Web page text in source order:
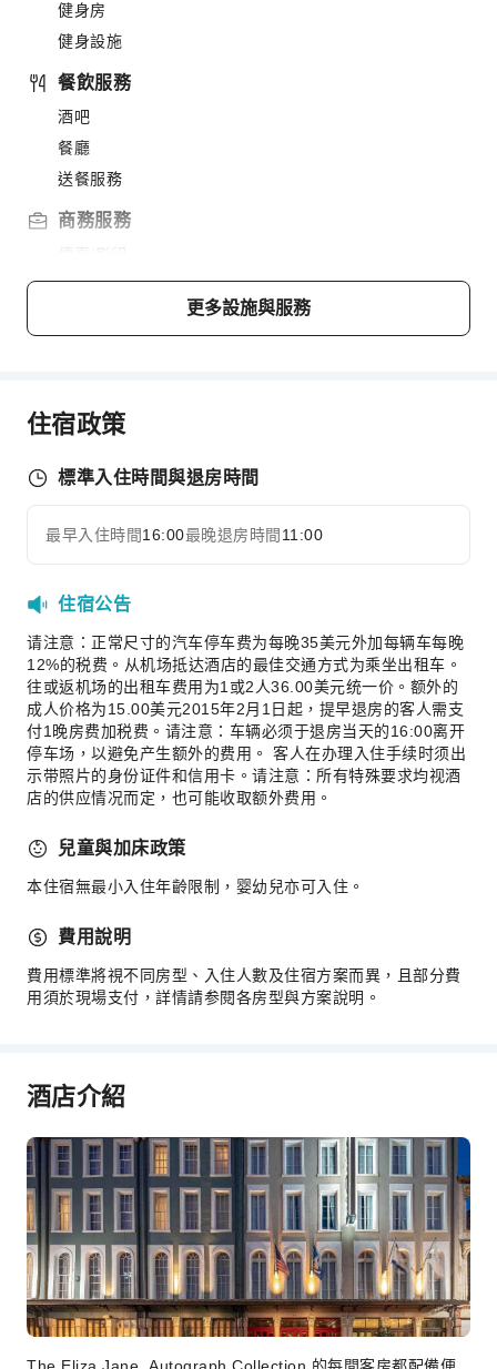
健身房
健身設施
餐飲服務
酒吧
餐廳
送餐服務
商務服務
電梯
代客泊車
公共休息室/電視室
行李寄存
櫃檯貴重物品保險箱
快速入住退房
24 小時櫃檯
安全與保全
公共區域監控
滅火器
無障礙通道
展開全部
更多設施與服務
住宿政策
標準入住時間與退房時間
最早入住時間16:00最晚退房時間 11:00
住宿公告
请注意：正常尺寸的汽车停车费为每晚35美元外加每辆车每晚
12%的税费。从机场抵达酒店的最佳交通方式为乘坐出租车。
往或返机场的出租车费用为1或2人36.00美元统一价。额外的
成人价格为15.00美元2015年2月1日起，提早退房的客人需支
付1晚房费加税费。请注意：车辆必须于退房当天的16:00离开
停车场，以避免产生额外的费用。 客人在办理入住手续时须出
示带照片的身份证件和信用卡。请注意：所有特殊要求均视酒
店的供应情况而定，也可能收取额外费用。
兒童與加床政策
本住宿無最小入住年齡限制，婴幼兒亦可入住。
費用說明
費用標準將視不同房型、入住人數及住宿方案而異，且部分費
用須於現場支付，詳情請参閱各房型與方案說明。
酒店介紹